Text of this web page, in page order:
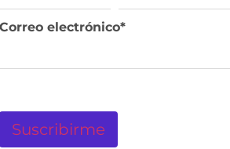
Correo electrónico*